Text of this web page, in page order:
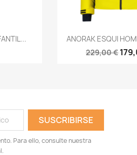
Vista
ANORAK ESQUI
229,00 €
Para ello, consulte nuestra